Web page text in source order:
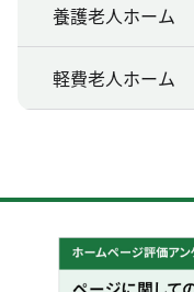
養護老人ホーム
軽費老人ホーム